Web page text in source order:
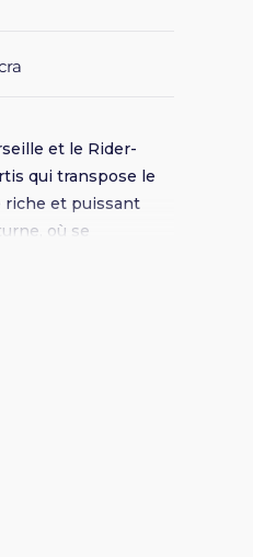
et le Rider-
qui transpose le
riche et puissant
où se
Soyez prêt pour